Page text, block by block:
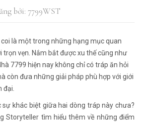
bởi: 7799WST
là một trong những hạng mục quan
vẹn. Nắm bắt được xu thế cũng như
7799 hiện nay không chỉ có tráp ăn hỏi
còn đưa những giải pháp phù hợp với giới
đại.
sự khác biệt giữa hai dòng tráp này chưa?
Storyteller tìm hiểu thêm về những điểm